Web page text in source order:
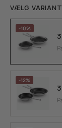
VÆLG VARIANT
-10%
-12%